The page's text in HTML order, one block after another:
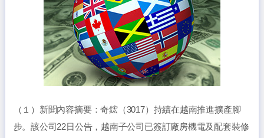
（１）新聞內容摘要：奇鋐（3017）持續在越南推進擴產腳
步。該公司22日公告，越南子公司已簽訂廠房機電及配套裝修